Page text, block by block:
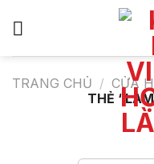
TRANG CHỦ / CỬA
THẺ